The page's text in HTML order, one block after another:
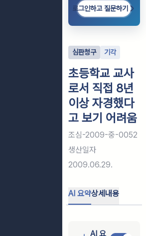
로그인하고 질문하기
심판청구 기각
초등학교 교사
로서 직접 8년
이상 자경했다
고 보기 어려움
조심-2009-중-0052
생산일자
2009.06.29.
AI 요약상세내용
AI 요